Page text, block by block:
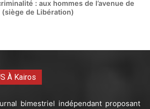
: aux hommes de l’avenue de
(siège de Libération)
À Kairos
bimestriel indépendant proposant